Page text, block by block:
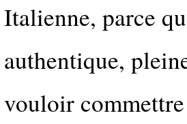
Italienne, parce
authentique,
vouloir